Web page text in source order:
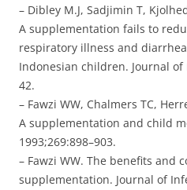
– Dibley M.J, Sadjimin T,
A supplementation fails to
respiratory illness and
Indonesian children. Journal of
42.
– Fawzi WW, Chalmers TC,
A supplementation and child
1993;269:898–903.
– Fawzi WW. The benefits and
supplementation. Journal of